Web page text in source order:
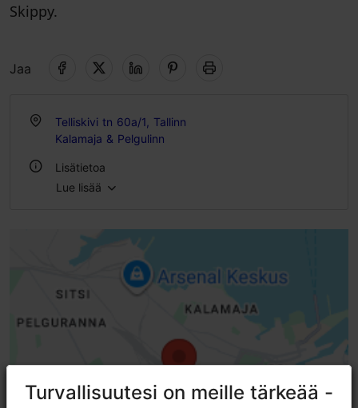
Skippy.
Jaa
Telliskivi tn 60a/1, Tallinn
Kalamaja & Pelgulinn
Lisätietoa
Lue lisää
Turvallisuutesi on meille tärkeää -
Turvallisuutesi on meille tärkeää -